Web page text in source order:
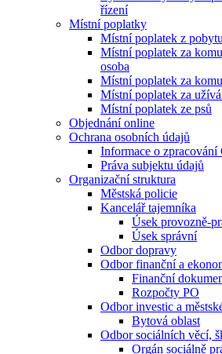
řízení
Místní poplatky
Místní poplatek z pobytu
Místní poplatek za
osoba
Místní poplatek za
Místní poplatek za
Místní poplatek ze psů
Objednání online
Ochrana osobních údajů
Informace o zpracování
Práva subjektu údajů
Organizační struktura
Městská policie
Kancelář tajemníka
Úsek provozně-
Úsek správní
Odbor dopravy
Odbor finanční a
Finanční
Rozpočty PO
Odbor investic a
Bytová oblast
Odbor sociálních věcí,
Orgán sociálně